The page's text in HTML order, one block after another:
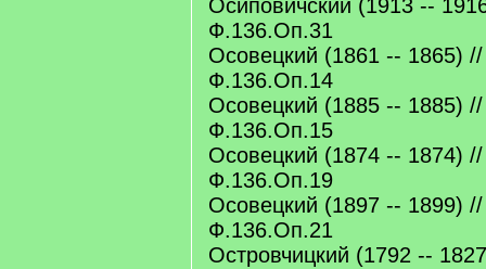
Осиповичский (1913 --
Ф.136.Оп.31
Осовецкий (1861 -- 1865)
Ф.136.Оп.14
Осовецкий (1885 -- 1885)
Ф.136.Оп.15
Осовецкий (1874 -- 1874)
Ф.136.Оп.19
Осовецкий (1897 -- 1899)
Ф.136.Оп.21
Островчицкий (1792 --